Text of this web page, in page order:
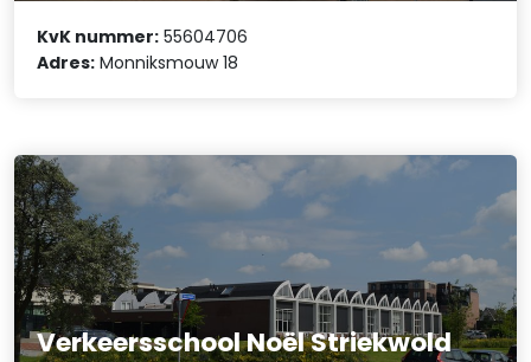
KvK nummer: 55604706
Adres: Monniksmouw 18
Verkeersschool Noël Striekwold